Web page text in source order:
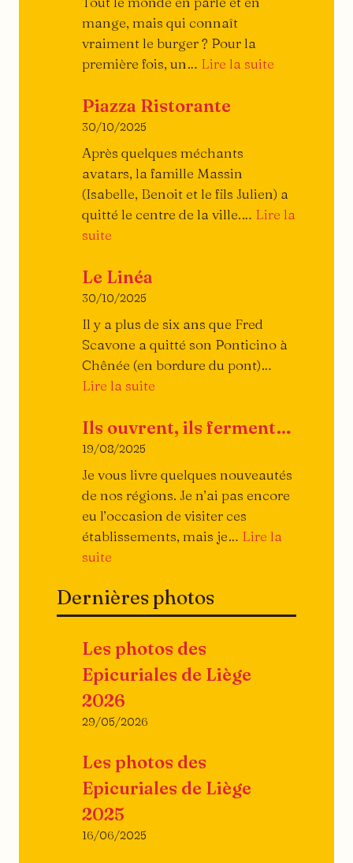
mange, mais qui connaît
vraiment le burger ? Pour la
première fois, un… Lire la suite
Piazza Ristorante
30/10/2025
Après quelques méchants
avatars, la famille Massin
(Isabelle, Benoit et le fils Julien) a
quitté le centre de la ville.… Lire la
suite
Ristorante
Le Linéa
30/10/2025
Il y a plus de six ans que Fred
Scavone a quitté son Ponticino à
Chênée (en bordure du pont)…
Lire la suite
Linéa
Ils ouvrent, ils ferment…
19/08/2025
Je vous livre quelques nouveautés
de nos régions. Je n’ai pas encore
eu l’occasion de visiter ces
établissements, mais je… Lire la
suite
ouvrent,
ils
ferment…
Dernières photos
Les photos des
Epicuriales de Liège
2026
29/05/2026
Les photos des
Epicuriales de Liège
2025
16/06/2025